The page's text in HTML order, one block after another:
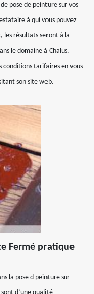
pose de peinture sur vos
à qui vous pouvez
les résultats seront à la
le domaine à Chalus.
conditions tarifaires en vous
son site web.
Fermé pratique
la pose d peinture sur